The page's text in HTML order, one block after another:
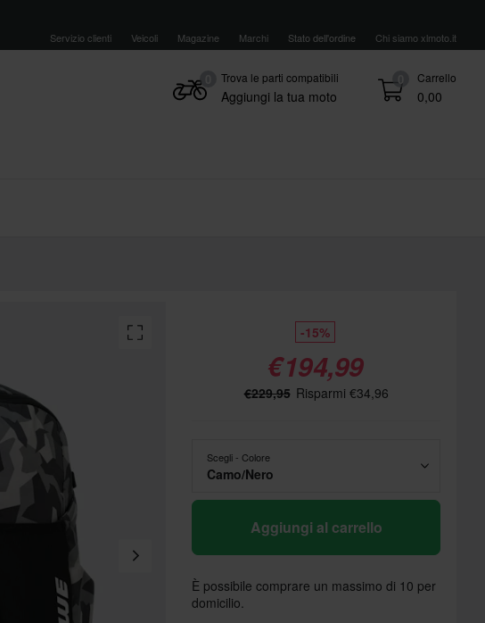
Servizio clienti Veicoli Magazine Marchi Stato dell'ordine Chi siamo xlmoto.it
0 Carrello
0,00
Trova le parti compatibili
Aggiungi la tua moto
-15%
€194,99
€229,95 Risparmi €34,96
Scegli - Colore
Camo/Nero
Aggiungi al carrello
È possibile comprare un massimo di 10 per
domicilio.